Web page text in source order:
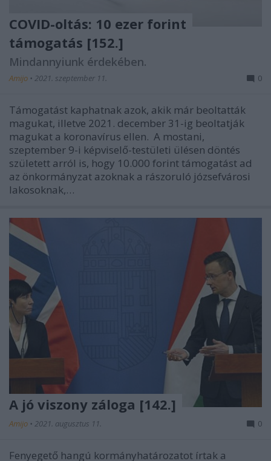
COVID-oltás: 10 ezer forint
támogatás [152.]
Mindannyiunk érdekében.
Amijo • 2021. szeptember 11. 0
Támogatást kaphatnak azok, akik már beoltatták
magukat, illetve 2021. december 31-ig beoltatják
magukat a koronavírus ellen. A mostani,
szeptember 9-i képviselő-testületi ülésen döntés
született arról is, hogy 10.000 forint támogatást ad
az önkormányzat azoknak a rászoruló józsefvárosi
lakosoknak,…
A jó viszony záloga [142.]
Amijo • 2021. augusztus 11. 0
Fenyegető hangú kormányhatározatot írtak a